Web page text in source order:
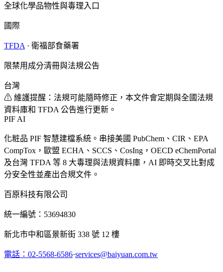
全球化學品物性與毒理入口
國際
TFDA · 衛福部食藥署
限禁用成分清冊與法規公告
台灣
⚠ 維護提醒：法規可能隨時修正，本文件會定期與全國法規
資料庫和 TFDA 公告進行更新。
PIF AI
化粧品 PIF 智慧建檔系統。串接美國 PubChem、CIR、EPA
CompTox，歐盟 ECHA、SCCS、CosIng，OECD eChemPortal
及台灣 TFDA 等 8 大毒理與法規資料庫，AI 即時交叉比對成
分安全性並產出合規文件。
百原科技有限公司
統一編號：53694830
新北市中和區景新街 338 號 12 樓
電話：02-5568-6586·services@baiyuan.com.tw